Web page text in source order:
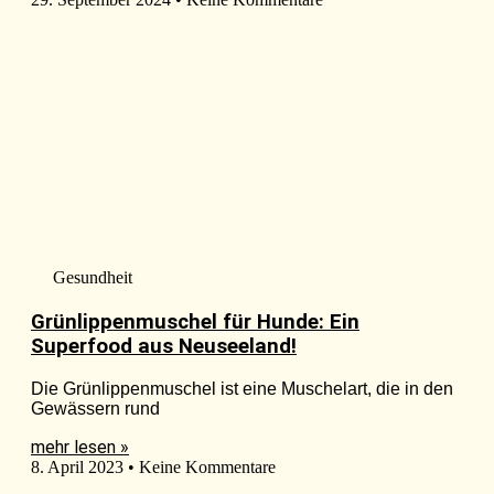
Gesundheit
Grünlippenmuschel für Hunde: Ein
Superfood aus Neuseeland!
Die Grünlippenmuschel ist eine Muschelart, die in den
Gewässern rund
mehr lesen »
8. April 2023 Keine Kommentare